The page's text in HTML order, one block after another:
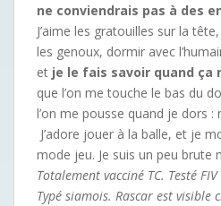
ne conviendrais pas à des
J’aime les gratouilles sur la
les genoux, dormir avec
et je le fais savoir quand ça
que l’on me touche le bas du
l’on me pousse quand je dors :
J’adore jouer à la balle, et je
mode jeu. Je suis un peu brute
Totalement vacciné TC. Testé
Typé siamois. Rascar est visible